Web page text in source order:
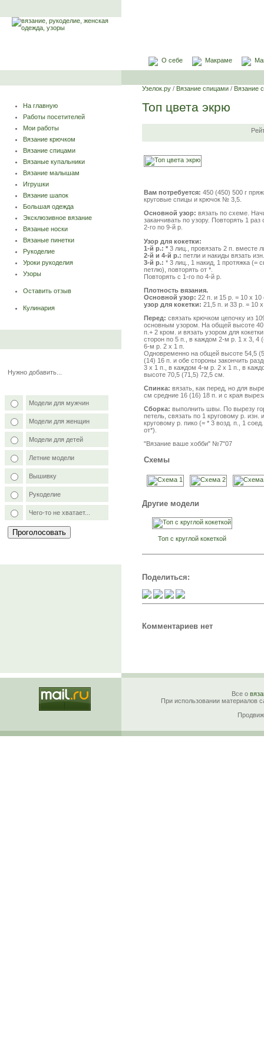
О себе Макраме
На главную
Работы посетителей
Мои работы
Вязание крючком
Вязание спицами
Вязаные купальники
Вязание малышам
Игрушки
Вязание шапок
Большая одежда
Эксклюзивное вязание
Вязаные носки
Вязаные пинетки
Рукоделие
Уроки рукоделия
Узоры
Оставить отзыв
Кулинария
Нужно добавить...
Модели для мужчин
Модели для женщин
Модели для детей
Летние модели
Вышивку
Рукоделие
Чего-то не хватает...
Узелок.ру / Вязание спицами / Вязание
Топ цвета экрю
Вам потребуется: 450 (450) 500 г
круговые спицы и крючок № 3,5.
Основной узор: вязать по схеме.
заканчивать по узору. Повторять 1
2-го по 9-й р.
Узор для кокетки:
1-й р.: * 3 лиц., провязать 2 п. вместе
2-й и 4-й р.: петли и накиды вязать изн.
3-й р.: * 3 лиц., 1 накид, 1 протяжка (=
петлю), повторять от *.
Повторять с 1-го по 4-й р.
Плотность вязания.
Основной узор: 22 п. и 15 р. = 10 х 10
узор для кокетки: 21,5 п. и 33 р. = 10
Перед: связать крючком цепочку из
основным узором. На общей высоте
п.+ 2 кром. и вязать узором для
сторон по 5 п., в каждом 2-м р. 1 х 3, 4
6-м р. 2 х 1 п.
Одновременно на общей высоте 54,5
(14) 16 п. и обе стороны закончить
3 х 1 п., в каждом 4-м р. 2 х 1 п., в
высоте 70,5 (71,5) 72,5 см.
Спинка: вязать, как перед, но для
см средние 16 (16) 18 п. и с края
Сборка: выполнить швы. По вырезу
петель, связать по 1 круговому р. изн.
круговому р. пико (= * 3 возд. п., 1
от*).
"Вязание ваше хобби" №7"07
Схемы
Другие модели
Топ с круглой кокеткой
Поделиться:
Комментариев нет
Все о
При использовании материалов